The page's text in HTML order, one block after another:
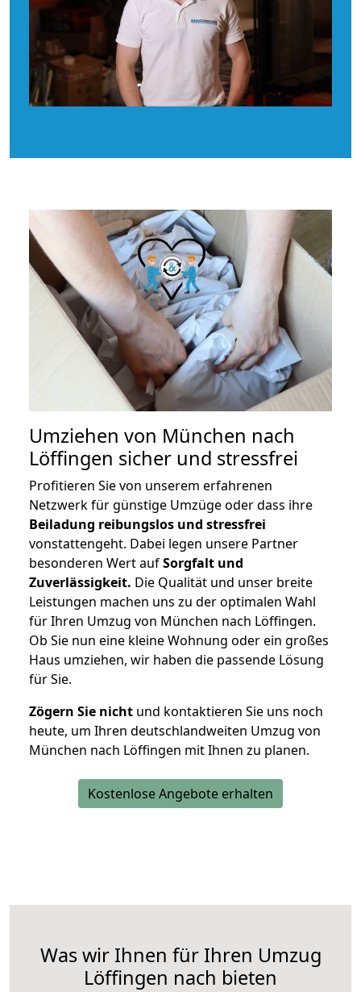
Umziehen von München nach
Löffingen sicher und stressfrei
Profitieren Sie von unserem erfahrenen
Netzwerk für günstige Umzüge oder dass ihre
Beiladung reibungslos und stressfrei
vonstattengeht. Dabei legen unsere Partner
besonderen Wert aufSorgfalt und
Zuverlässigkeit. Die Qualität und unser breite
Leistungen machen uns zu der optimalen Wahl
für Ihren Umzug von München nach Löffingen.
Ob Sie nun eine kleine Wohnung oder ein großes
Haus umziehen, wir haben die passende Lösung
für Sie.
Zögern Sie nicht und kontaktieren Sie uns noch
heute, um Ihren deutschlandweiten Umzug von
München nach Löffingen mit Ihnen zu planen.
Kostenlose Angebote erhalten
Was wir Ihnen für Ihren Umzug
Löffingen nach bieten